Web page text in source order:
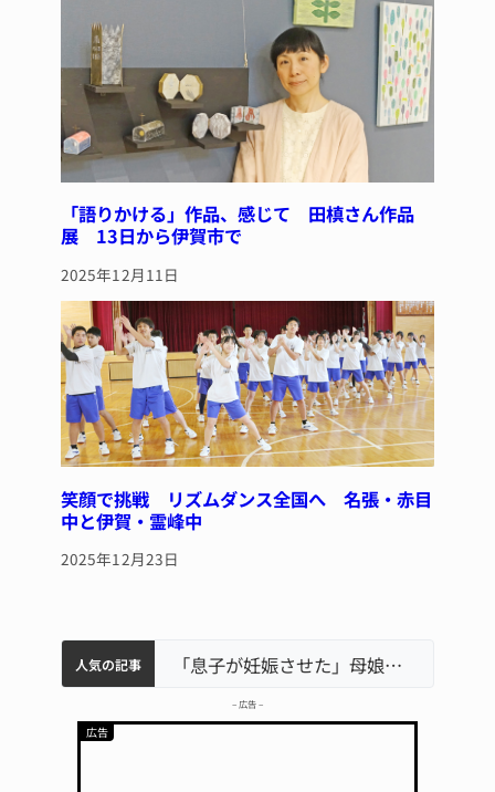
「語りかける」作品、感じて 田槙さん作品
展 13日から伊賀市で
2025年12月11日
笑顔で挑戦 リズムダンス全国へ 名張・赤目
中と伊賀・霊峰中
2025年12月23日
人気の記事
名張市水道料金47％値上げへ 答申案、審議会で大筋まとまる
中学校の陶壁モニュメント 地元建設会社がボランティアで清掃 伊賀名張市立病院のDMAT、熊本地震の被災地へ 能登以来3回目の派遣 「息子が妊娠させた」母娘だまされ400万円詐欺被害 名張
– 広告 –